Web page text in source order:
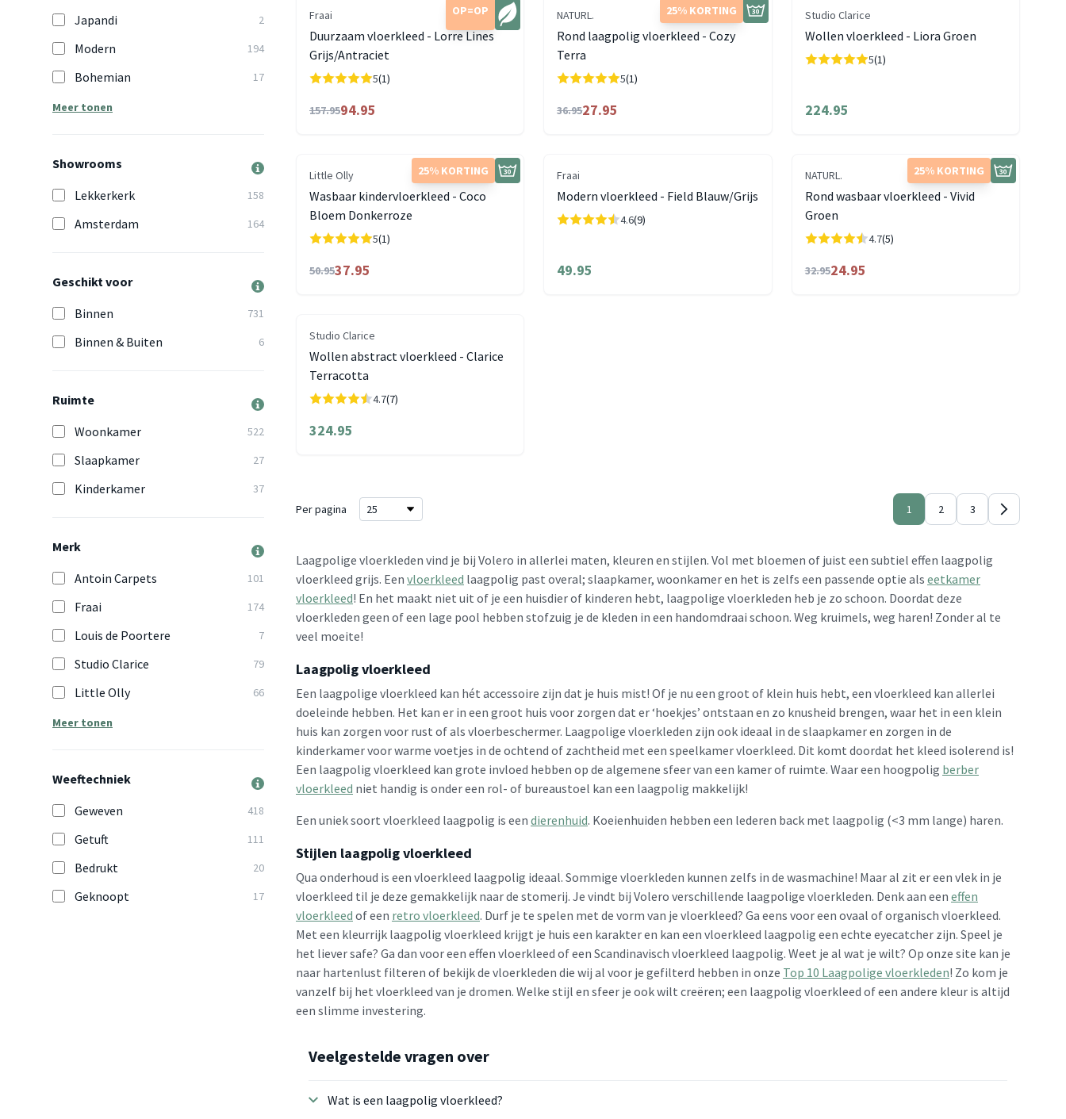
Japandi 2
Modern 194
Bohemian 17
Meer tonen
Showrooms
Lekkerkerk
158
Amsterdam 164
Geschikt voor
Binnen
731
Binnen & Buiten 6
Ruimte
Woonkamer
522
Slaapkamer 27
Kinderkamer 37
Merk
Antoin Carpets
101
Fraai 174
Louis de Poortere 7
Studio Clarice 79
Little Olly 66
Meer tonen
Weeftechniek
Geweven
418
Getuft 111
Bedrukt 20
Geknoopt 17
OP=OP
Fraai
Duurzaam vloerkleed - Lorre Lines
Grijs/Antraciet
5(1)
157.9594.95
25% KORTING
NATURL.
Rond laagpolig vloerkleed - Cozy
Terra
5(1)
36.9527.95
Studio Clarice
Wollen vloerkleed - Liora Groen
5(1)
224.95
25% KORTING
Little Olly
Wasbaar kindervloerkleed - Coco
Bloem Donkerroze
5(1)
50.9537.95
Fraai
Modern vloerkleed - Field Blauw/Grijs
4.6(9)
49.95
25% KORTING
NATURL.
Rond wasbaar vloerkleed - Vivid
Groen
4.7(5)
32.9524.95
Studio Clarice
Wollen abstract vloerkleed - Clarice
Terracotta
4.7(7)
324.95
Per pagina 1 2 3
Laagpolige vloerkleden vind je bij Volero in allerlei maten, kleuren en stijlen. Vol met bloemen of juist een subtiel effen laagpolig
vloerkleed grijs. Een vloerkleed laagpolig past overal; slaapkamer, woonkamer en het is zelfs een passende optie als eetkamer
vloerkleed! En het maakt niet uit of je een huisdier of kinderen hebt, laagpolige vloerkleden heb je zo schoon. Doordat deze
vloerkleden geen of een lage pool hebben stofzuig je de kleden in een handomdraai schoon. Weg kruimels, weg haren! Zonder al te
veel moeite!
Laagpolig vloerkleed
Een laagpolige vloerkleed kan hét accessoire zijn dat je huis mist! Of je nu een groot of klein huis hebt, een vloerkleed kan allerlei
doeleinde hebben. Het kan er in een groot huis voor zorgen dat er ‘hoekjes’ ontstaan en zo knusheid brengen, waar het in een klein
huis kan zorgen voor rust of als vloerbeschermer. Laagpolige vloerkleden zijn ook ideaal in de slaapkamer en zorgen in de
kinderkamer voor warme voetjes in de ochtend of zachtheid met een speelkamer vloerkleed. Dit komt doordat het kleed isolerend is!
Een laagpolig vloerkleed kan grote invloed hebben op de algemene sfeer van een kamer of ruimte. Waar een hoogpolig berber
vloerkleed niet handig is onder een rol- of bureaustoel kan een laagpolig makkelijk!
Een uniek soort vloerkleed laagpolig is een dierenhuid. Koeienhuiden hebben een lederen back met laagpolig (<3 mm lange) haren.
Stijlen laagpolig vloerkleed
Qua onderhoud is een vloerkleed laagpolig ideaal. Sommige vloerkleden kunnen zelfs in de wasmachine! Maar al zit er een vlek in je
vloerkleed til je deze gemakkelijk naar de stomerij. Je vindt bij Volero verschillende laagpolige vloerkleden. Denk aan een effen
vloerkleed of een retro vloerkleed. Durf je te spelen met de vorm van je vloerkleed? Ga eens voor een ovaal of organisch vloerkleed.
Met een kleurrijk laagpolig vloerkleed krijgt je huis een karakter en kan een vloerkleed laagpolig een echte eyecatcher zijn. Speel je
het liever safe? Ga dan voor een effen vloerkleed of een Scandinavisch vloerkleed laagpolig. Weet je al wat je wilt? Op onze site kan je
naar hartenlust filteren of bekijk de vloerkleden die wij al voor je gefilterd hebben in onze Top 10 Laagpolige vloerkleden! Zo kom je
vanzelf bij het vloerkleed van je dromen. Welke stijl en sfeer je ook wilt creëren; een laagpolig vloerkleed of een andere kleur is altijd
een slimme investering.
Veelgestelde vragen over
Wat is een laagpolig vloerkleed?